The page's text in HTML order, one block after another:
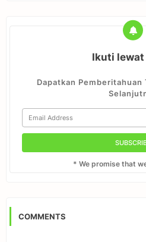
Ikuti lewat
Dapatkan Pemberitahuan
* We promise that
COMMENTS